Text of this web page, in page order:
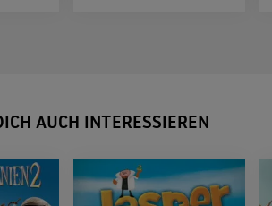
AUCH INTERESSIEREN